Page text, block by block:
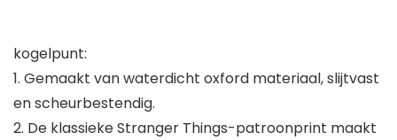
kogelpunt:
1. Gemaakt van waterdicht oxford materiaal, slijtvast
en scheurbestendig.
2. De klassieke Stranger Things-patroonprint maakt